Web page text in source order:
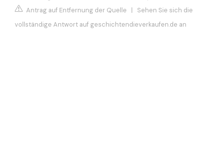
Antrag auf Entfernung der Quelle | Sehen Sie sich die
vollständige Antwort auf geschichtendieverkaufen.de an